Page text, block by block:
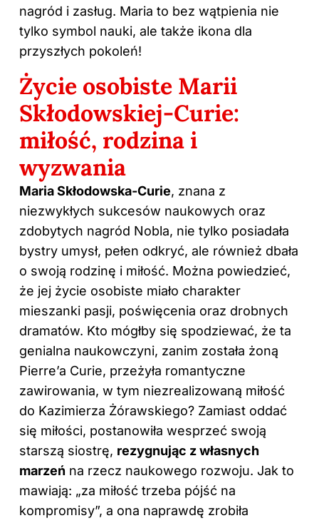
nagród i zasług. Maria to bez wątpienia nie
tylko symbol nauki, ale także ikona dla
przyszłych pokoleń!
Życie osobiste Marii
Skłodowskiej-Curie:
miłość, rodzina i
wyzwania
Maria Skłodowska-Curie, znana z
niezwykłych sukcesów naukowych oraz
zdobytych nagród Nobla, nie tylko posiadała
bystry umysł, pełen odkryć, ale również dbała
o swoją rodzinę i miłość. Można powiedzieć,
że jej życie osobiste miało charakter
mieszanki pasji, poświęcenia oraz drobnych
dramatów. Kto mógłby się spodziewać, że ta
genialna naukowczyni, zanim została żoną
Pierre’a Curie, przeżyła romantyczne
zawirowania, w tym niezrealizowaną miłość
do Kazimierza Żórawskiego? Zamiast oddać
się miłości, postanowiła wesprzeć swoją
starszą siostrę, rezygnując z własnych
marzeń na rzecz naukowego rozwoju. Jak to
mawiają: „za miłość trzeba pójść na
kompromisy”, a ona naprawdę zrobiła